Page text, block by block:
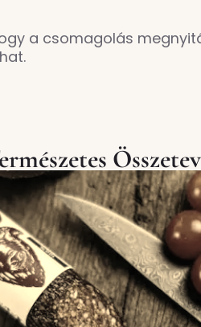
a csomagolás